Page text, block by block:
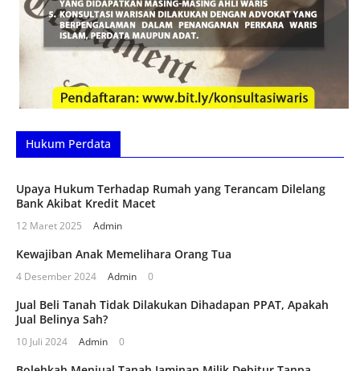
Hukum Perdata
Upaya Hukum Terhadap Rumah yang Terancam Dilelang
Bank Akibat Kredit Macet
12 Maret 2025 Admin
Kewajiban Anak Memelihara Orang Tua
4 Desember 2024 Admin 0
Jual Beli Tanah Tidak Dilakukan Dihadapan PPAT, Apakah
Jual Belinya Sah?
10 Juli 2024 Admin 0